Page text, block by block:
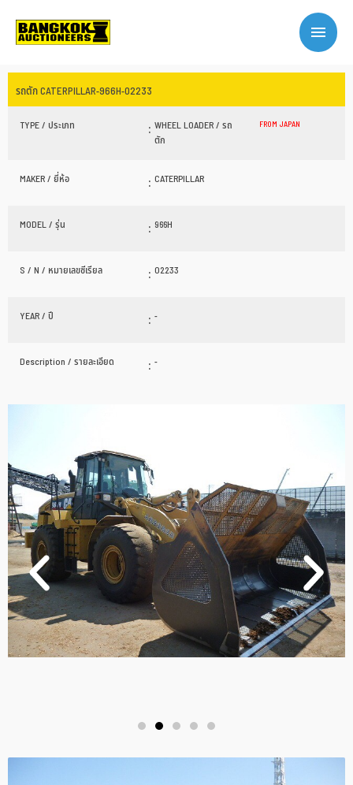
รถตัก CATERPILLAR-966H-02233
TYPE / ประเภท : WHEEL LOADER / รถ
ตัก
FROM JAPAN
MAKER / ยี่ห้อ : CATERPILLAR
MODEL / รุ่น : 966H
S / N / หมายเลขซีเรียล : 02233
YEAR / ปี : -
Description / รายละเอียด : -